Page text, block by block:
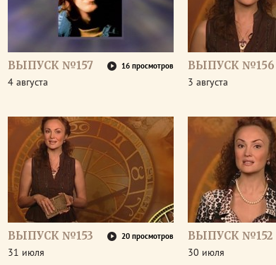
ВЫПУСК №157 16 просмотров
4 августа
ВЫПУСК №156
3 августа
ВЫПУСК №153 20 просмотров
31 июля
ВЫПУСК №152
30 июля